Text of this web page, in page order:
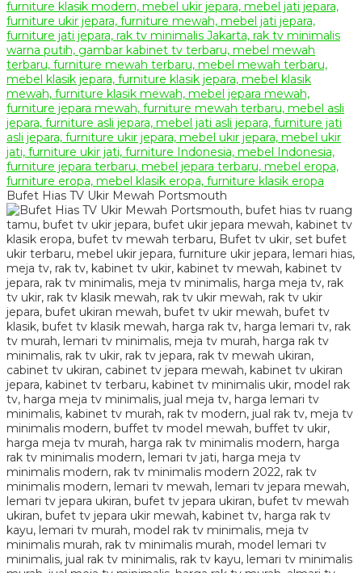
Bufet Hias TV Ukir Mewah Portsmouth